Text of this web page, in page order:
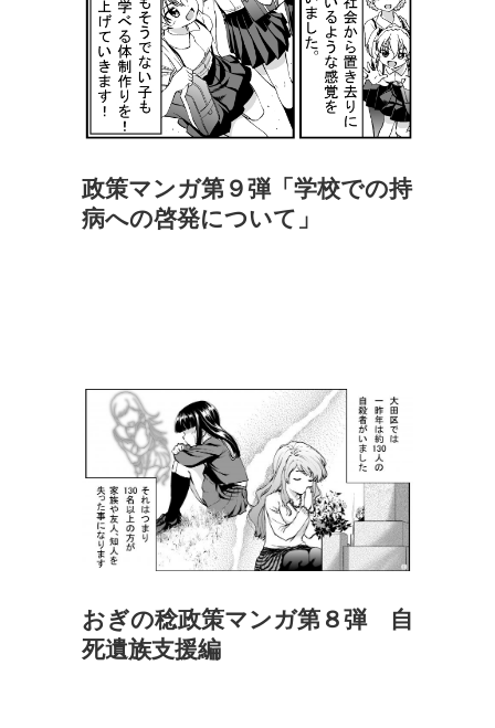
政策マンガ第９弾「学校での持
病への啓発について」
おぎの稔政策マンガ第８弾 自
死遺族支援編